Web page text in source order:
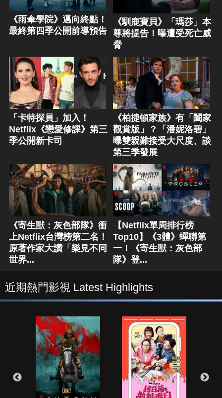
《雨傘學院》邁向終點！
最終第四季公開前導預告
《馴鹿寶貝》「瑪莎」本
尊將提告！曝遭受死亡威
脅
「卡特探員」加入！
Netflix《戀愛修課》第三
季公開新卡司
《柏捷頓家族》有「闔家
觀賞版」？「潘妮洛碧」
曝雙親難接受大尺度、談
第三季發展
《寄生獸：灰色部隊》衝
上Netflix台灣榜第二名！
原著作家大讚「樂見不同
世界...
【Netflix單周排行榜
Top10】《3體》蟬聯第
一！《寄生獸：灰色部
隊》登...
近期熱門影視 Latest Highlights